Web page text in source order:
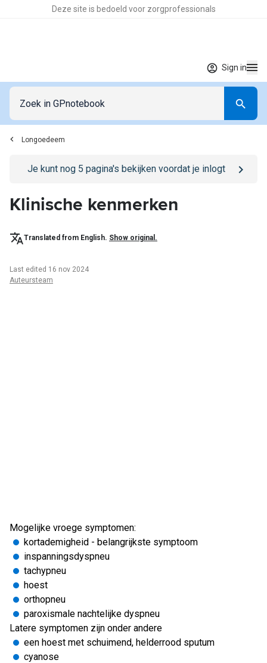
Deze site is bedoeld voor zorgprofessionals
Sign in
Longoedeem
Go to/sign-in page
Je kunt nog 5 pagina's bekijken voordat je inlogt
Klinische kenmerken
Translated from English. Show original.
Last edited 16 nov 2024
Auteursteam
Mogelijke vroege symptomen:
kortademigheid - belangrijkste symptoom
inspanningsdyspneu
tachypneu
hoest
orthopneu
paroxismale nachtelijke dyspneu
Latere symptomen zijn onder andere
een hoest met schuimend, helderrood sputum
cyanose